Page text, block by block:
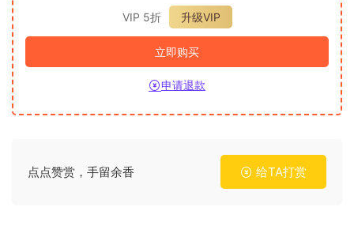
VIP 5折
升级VIP
立即购买
申请退款
点点赞赏，手留余香 给TA打赏